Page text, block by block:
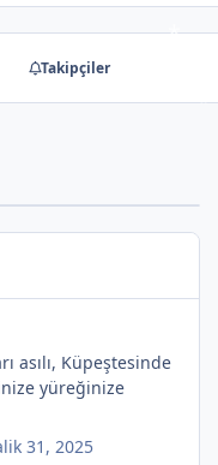
Takipçiler
asılı, Küpeştesinde
yüreğinize
31, 2025
*